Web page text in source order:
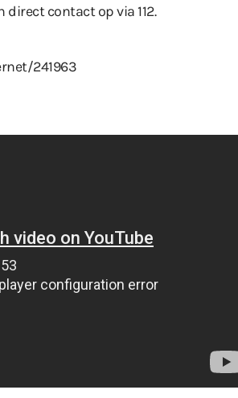
contact op via 112.
241963